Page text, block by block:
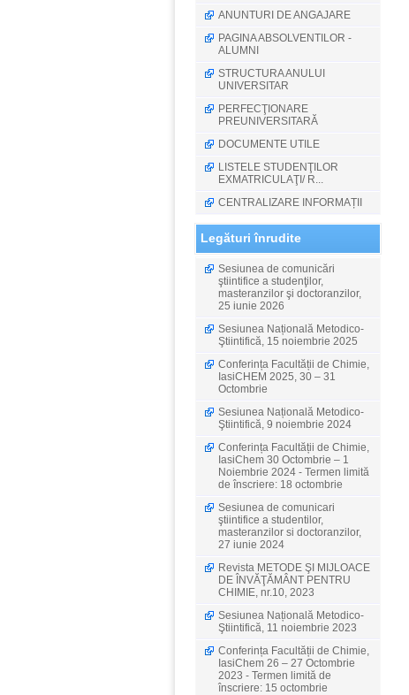
ANUNTURI DE ANGAJARE
PAGINA ABSOLVENTILOR -
ALUMNI
STRUCTURA ANULUI
UNIVERSITAR
PERFECŢIONARE
PREUNIVERSITARĂ
DOCUMENTE UTILE
LISTELE STUDENŢILOR
EXMATRICULAŢI/ R...
CENTRALIZARE INFORMAȚII
Legături înrudite
Sesiunea de comunicări
ştiintifice a studenţilor,
masteranzilor şi doctoranzilor,
25 iunie 2026
Sesiunea Națională Metodico-
Ştiintifică, 15 noiembrie 2025
Conferința Facultății de Chimie,
IasiCHEM 2025, 30 – 31
Octombrie
Sesiunea Națională Metodico-
Ştiintifică, 9 noiembrie 2024
Conferința Facultății de Chimie,
IasiChem 30 Octombrie – 1
Noiembrie 2024 - Termen limită
de înscriere: 18 octombrie
Sesiunea de comunicari
ştiintifice a studentilor,
masteranzilor si doctoranzilor,
27 iunie 2024
Revista METODE ŞI MIJLOACE
DE ÎNVĂŢĂMÂNT PENTRU
CHIMIE, nr.10, 2023
Sesiunea Națională Metodico-
Ştiintifică, 11 noiembrie 2023
Conferința Facultății de Chimie,
IasiChem 26 – 27 Octombrie
2023 - Termen limită de
înscriere: 15 octombrie